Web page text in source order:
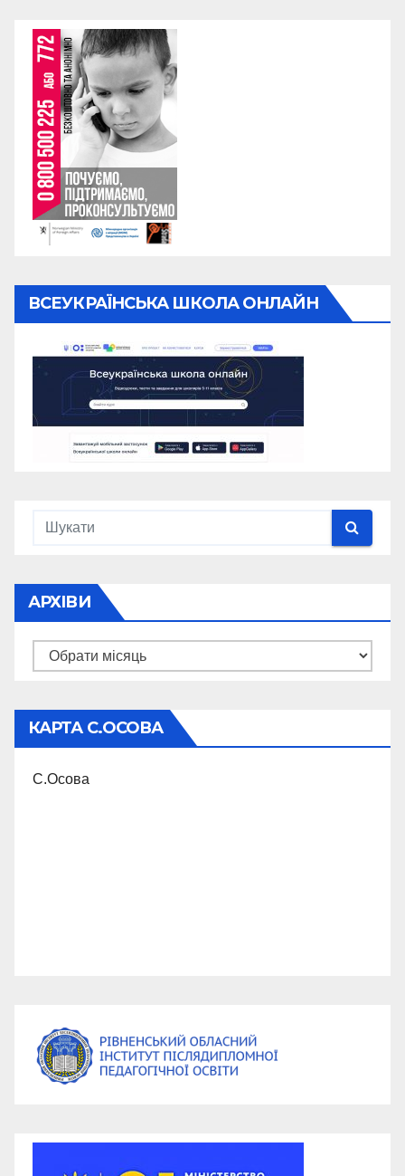
ВСЕУКРАЇНСЬКА ШКОЛА ОНЛАЙН
АРХІВИ
Архіви
КАРТА С.ОСОВА
С.Осова